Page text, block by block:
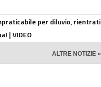
per diluvio, rientrati
| VIDEO
ALTRE NOTIZIE »